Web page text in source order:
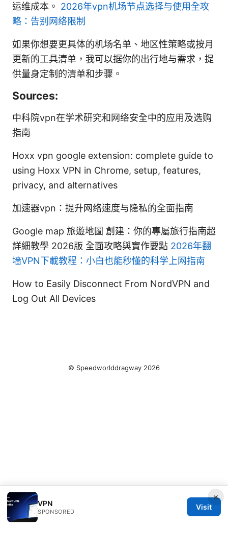
运维成本。 2026年vpn机场节点选择与使用全攻
略：告别网络限制
如果你想要更具体的机场名单、地区性策略或按月
更新的工具清单，我可以据你的出行地与需求，提
供量身定制的清单和步骤。
Sources:
中科院vpn在学术研究和网络安全中的应用及选购
指南
Hoxx vpn google extension: complete guide to
using Hoxx VPN in Chrome, setup, features,
privacy, and alternatives
加速器vpn：提升网络速度与隐私的全面指南
Google map 旅遊地圖 創建：你的專屬旅行指南超
詳細教學 2026版 全面攻略與實作要點 2026年翻
墙VPN下載教程：小白也能秒懂的科学上网指南
How to Easily Disconnect From NordVPN and
Log Out All Devices
×
VPN
SPONSORED
Visit
© Speedworlddragway 2026